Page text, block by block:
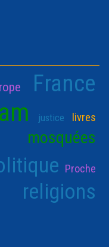
France
justice livres
mosquées
Proche
religions